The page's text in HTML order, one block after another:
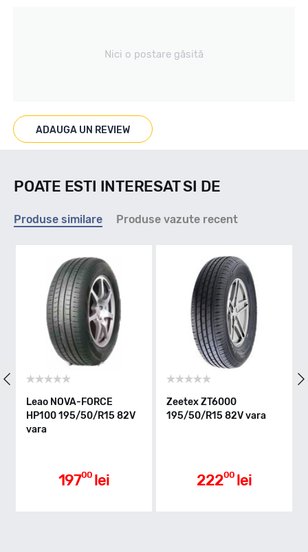
Marcaje
Indice viteza
V - max 240km/h
Indice greutate
D
Aderenta pe carosabil ud
Nici o postare găsită
ADAUGA UN REVIEW
POATE ESTI INTERESAT SI DE
Produse similare Produse vazute recent
Leao NOVA-FORCE
HP100 195/50/R15 82V
vara
19700 lei
Zeetex ZT6000
195/50/R15 82V vara
22200 lei